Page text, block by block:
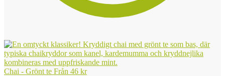
Chai - Grönt te Från 46 kr